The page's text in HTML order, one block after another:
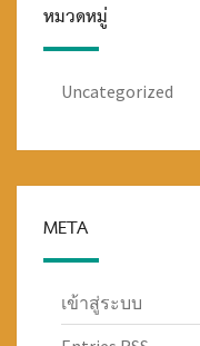
หมวดหมู่
Uncategorized
META
เข้าสู่ระบบ